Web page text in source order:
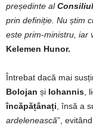
președinte al
prin definiție. Nu știm
este prim-ministru, iar
Kelemen Hunor.
Întrebat dacă mai
Bolojan și Iohannis ,
încăpățânați , însă a
ardelenească”,